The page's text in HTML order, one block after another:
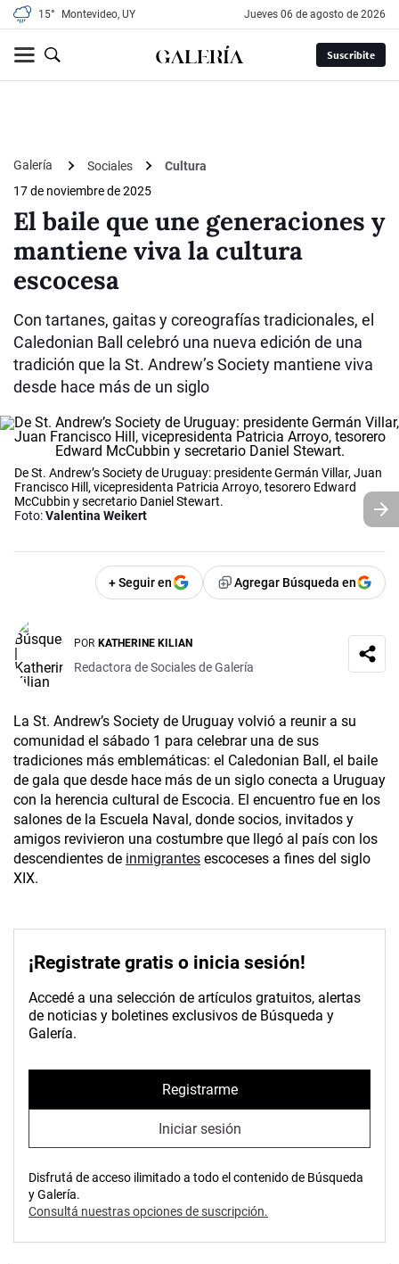
15° Montevideo, UY jueves 06 de agosto de 2026
Suscribite
Galería Sociales
Cultura
17 de noviembre de 2025
El baile que une generaciones y
mantiene viva la cultura
escocesa
Con tartanes, gaitas y coreografías tradicionales, el
Caledonian Ball celebró una nueva edición de una
tradición que la St. Andrew’s Society mantiene viva
desde hace más de un siglo
De St. Andrew’s Society de Uruguay: presidente Germán Villar, Juan
Francisco Hill, vicepresidenta Patricia Arroyo, tesorero Edward
McCubbin y secretario Daniel Stewart.
Foto:Valentina Weikert
+ Seguir en Agregar Búsqueda en
POR KATHERINE KILIAN
Redactora de Sociales de Galería
La St. Andrew’s Society de Uruguay volvió a reunir a su
comunidad el sábado 1 para celebrar una de sus
tradiciones más emblemáticas: el Caledonian Ball, el baile
de gala que desde hace más de un siglo conecta a Uruguay
con la herencia cultural de Escocia. El encuentro fue en los
salones de la Escuela Naval, donde socios, invitados y
amigos revivieron una costumbre que llegó al país con los
descendientes de inmigrantes escoceses a fines del siglo
XIX.
¡Registrate gratis o inicia sesión!
Accedé a una selección de artículos gratuitos, alertas
de noticias y boletines exclusivos de Búsqueda y
Galería.
Registrarme
Iniciar sesión
Disfrutá de acceso ilimitado a todo el contenido de Búsqueda
y Galería.
Consultá nuestras opciones de suscripción.